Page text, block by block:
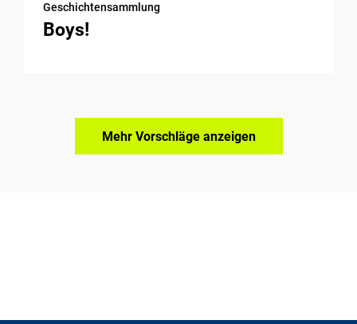
Geschichtensammlung
Boys!
Mehr Vorschläge anzeigen